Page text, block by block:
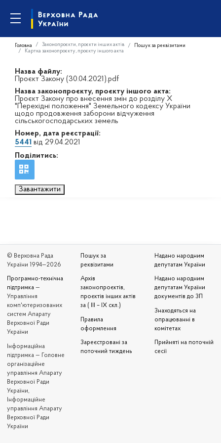
Головна Законопроєкти, проєкти інших актів
Пошук за реквізитами
Картка законопроєкту, проєкту іншого акта
Назва файлу:
Проєкт Закону (30.04.2021).pdf
Назва законопроєкту, проєкту іншого акта:
Проєкт Закону про внесення змін до розділу X
"Перехідні положення" Земельного кодексу України
щодо продовження заборони відчуження
сільськогосподарських земель
Номер, дата реєстрації:
5441 від 29.04.2021
Поділитись:
Завантажити
© Верховна Рада
України 1994—2026
Програмно-технічна
підтримка —
Управління
комп'ютеризованих
систем Апарату
Верховної Ради
України
Iнформаційна
підтримка — Головне
організаційне
управління Апарату
Верховної Ради
України,
Інформаційне
управління Апарату
Верховної Ради
України
Пошук за
реквізитами
Архів
законопроєктів,
проєктів інших актів
за ( III – IX скл.)
Правила
оформлення
Зареєстровані за
поточний тиждень
Надано народним
депутатам України
Надано народним
депутатам України
документів до ЗП
Знаходяться на
опрацюванні в
комітетах
Прийняті на поточній
сесії